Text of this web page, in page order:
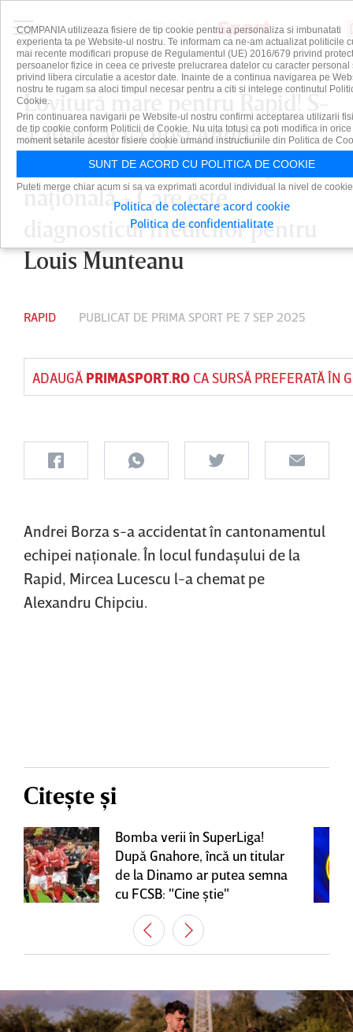
Lovitură mare pentru Rapid! S-
a aflat cât va lipsi Andrei
Borza, accidentat la echipa
naţională + Care este
diagnosticul medicilor pentru
Louis Munteanu
RAPID PUBLICAT DE PRIMA SPORT PE 7 SEP 2025
ADAUGĂ PRIMASPORT.ROCA SURSĂ PREFERATĂ ÎN
Andrei Borza s-a accidentat în cantonamentul
echipei naţionale. În locul fundaşului de la
Rapid, Mircea Lucescu l-a chemat pe
Alexandru Chipciu.
Citește și
Bomba verii în SuperLiga!
După Gnahore, încă un titular
de la Dinamo ar putea semna
cu FCSB: "Cine ştie"
COMPANIA utilizeaza fisiere de tip cookie pentru a personaliza si imbunatati
experienta ta pe Website-ul nostru. Te informam ca ne-am actualizat politicile
mai recente modificari propuse de Regulamentul (UE) 2016/679 privind
persoanelor fizice in ceea ce priveste prelucrarea datelor cu caracter personal
privind libera circulatie a acestor date. Inainte de a continua navigarea pe
nostru te rugam sa aloci timpul necesar pentru a citi si intelege continutul
Cookie.
Prin continuarea navigarii pe Website-ul nostru confirmi acceptarea utilizarii
de tip cookie conform Politicii de Cookie. Nu uita totusi ca poti modifica in orice
moment setarile acestor fisiere cookie urmand instructiunile din Politica de
SUNT DE ACORD CU POLITICA DE COOKIE
Puteti merge chiar acum si sa va exprimati acordul individual la nivel de
Politica de colectare acord cookie
Politica de confidentialitate